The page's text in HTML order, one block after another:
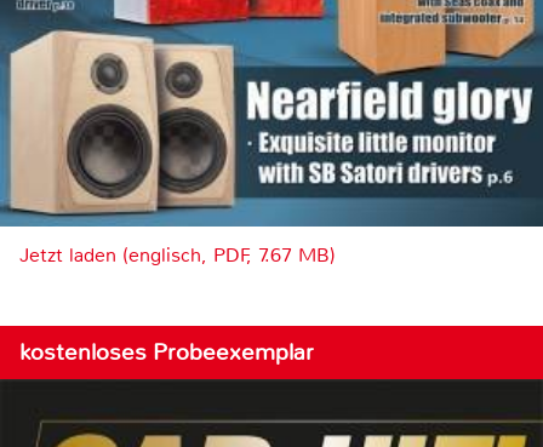
Jetzt laden (englisch, PDF, 7.67 MB)
kostenloses Probeexemplar